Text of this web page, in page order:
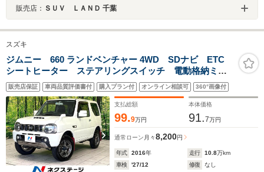
販売店： ＳＵＶ ＬＡＮＤ 千葉
スズキ
ジムニー 660 ランドベンチャー 4WD SDナビ ETC
シートヒーター ステアリングスイッチ 電動格納ミラ
ー キーレス ハーフレザーシート 革巻きステアリン
グ パワーウインドウ ターボ Bluetooth エアコン
ウインカーミラー
販売店保証 車両品質評価書付 購入プラン付 オンライン相談可 360°画像付
支払総額
99.9万円
本体価格
91.7万円
通常ローン 月々8,200円
年式 2016年 走行 10.8万km
車検
'27/12 修復
なし